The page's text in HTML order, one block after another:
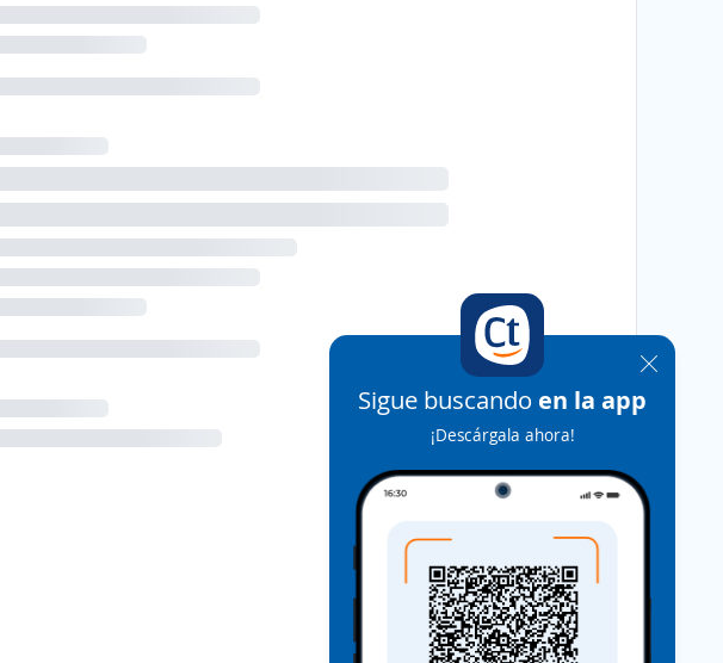
Sigue buscando en la app
¡Descárgala ahora!